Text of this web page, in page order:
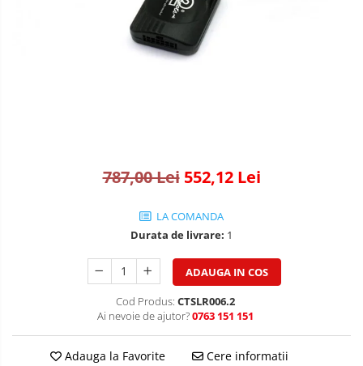
787,00 Lei 552,12 Lei
LA COMANDA
Durata de livrare: 1
ADAUGA IN COS
Cod Produs: CTSLR006.2
Ai nevoie de ajutor?0763 151 151
Adauga la Favorite Cere informatii